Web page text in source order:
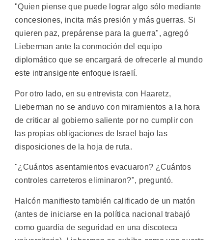
"Quien piense que puede lograr algo sólo mediante
concesiones, incita más presión y más guerras. Si
quieren paz, prepárense para la guerra", agregó
Lieberman ante la conmoción del equipo
diplomático que se encargará de ofrecerle al mundo
este intransigente enfoque israelí.
Por otro lado, en su entrevista con Haaretz,
Lieberman no se anduvo con miramientos a la hora
de criticar al gobierno saliente por no cumplir con
las propias obligaciones de Israel bajo las
disposiciones de la hoja de ruta.
"¿Cuántos asentamientos evacuaron? ¿Cuántos
controles carreteros eliminaron?", preguntó.
Halcón manifiesto también calificado de un matón
(antes de iniciarse en la política nacional trabajó
como guardia de seguridad en una discoteca